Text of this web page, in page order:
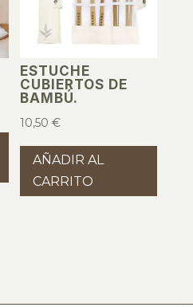
ESTUCHE
CUBIERTOS DE
BAMBÚ.
10,50€
AÑADIR AL
CARRITO